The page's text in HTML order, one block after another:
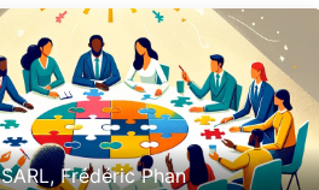
Frédéric Phan